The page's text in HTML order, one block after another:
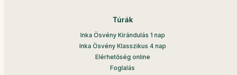
Túrák
Inka Ösvény Kirándulás 1 nap
Inka Ösvény Klasszikus 4 nap
Elérhetőség online
Foglalás